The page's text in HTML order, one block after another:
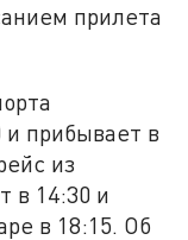
прилета
прибывает в
из
в 14:30 и
в 18:15. Об